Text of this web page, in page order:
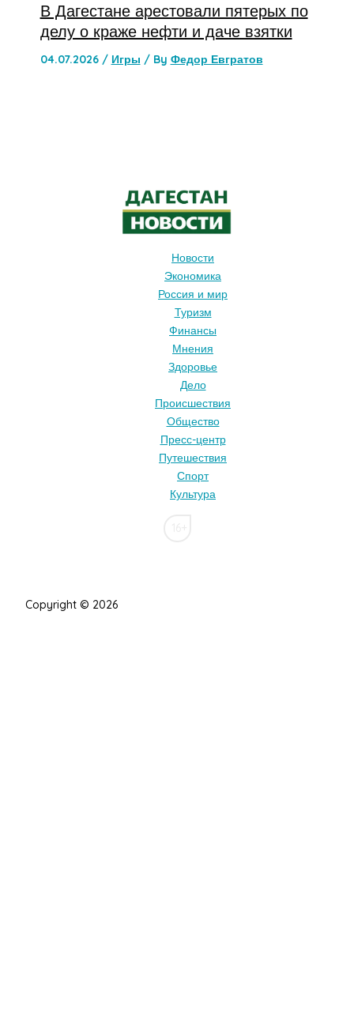
В Дагестане арестовали пятерых по
делу о краже нефти и даче взятки
04.07.2026 / Игры / By Федор Евгратов
Новости
Экономика
Россия и мир
Туризм
Финансы
Мнения
Здоровье
Дело
Происшествия
Общество
Пресс-центр
Путешествия
Спорт
Культура
Copyright © 2026